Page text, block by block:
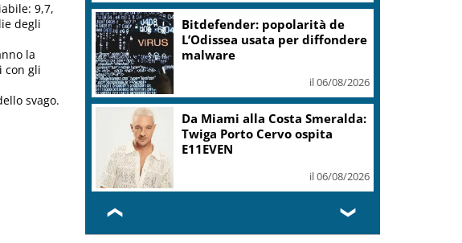
9,7,
degli
la
con gli
svago.
Bitdefender: popolarità de
L’Odissea usata per diffondere
malware
il 06/08/2026
Da Miami alla Costa Smeralda:
Twiga Porto Cervo ospita
E11EVEN
il 06/08/2026
❮ ❯